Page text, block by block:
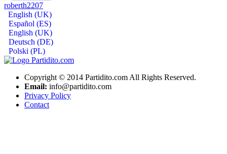
roberth2207
English (UK)
Español (ES)
English (UK)
Deutsch (DE)
Polski (PL)
Copyright © 2014 Partidito.com All Rights Reserved.
Email: info@partidito.com
Privacy Policy
Contact